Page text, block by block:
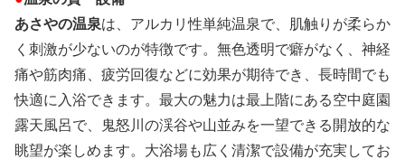
あさやの温泉は、アルカリ性単純温泉で、肌触りが柔らか
く刺激が少ないのが特徴です。無色透明で癖がなく、神経
痛や筋肉痛、疲労回復などに効果が期待でき、長時間でも
快適に入浴できます。最大の魅力は最上階にある空中庭園
露天風呂で、鬼怒川の渓谷や山並みを一望できる開放的な
眺望が楽しめます。大浴場も広く清潔で設備が充実してお